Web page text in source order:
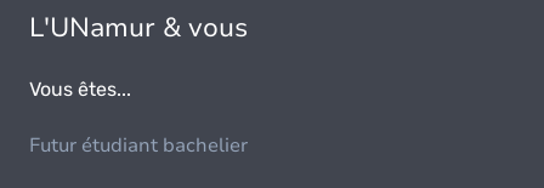
L'UNamur & vous
Vous êtes...
Futur étudiant bachelier